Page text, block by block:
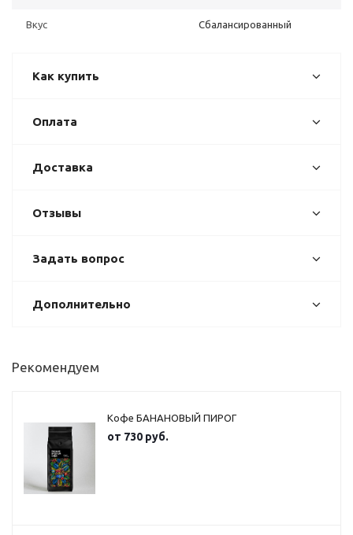
Вкус Сбалансированный
Как купить
Оплата
Доставка
Отзывы
Задать вопрос
Дополнительно
Рекомендуем
Кофе БАНАНОВЫЙ ПИРОГ
от 730 руб.